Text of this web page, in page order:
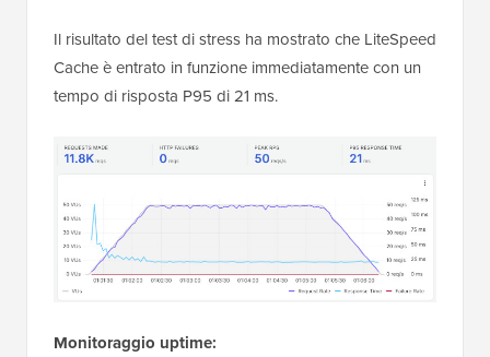
Il risultato del test di stress ha mostrato che LiteSpeed
Cache è entrato in funzione immediatamente con un
tempo di risposta P95 di 21 ms.
Monitoraggio uptime: